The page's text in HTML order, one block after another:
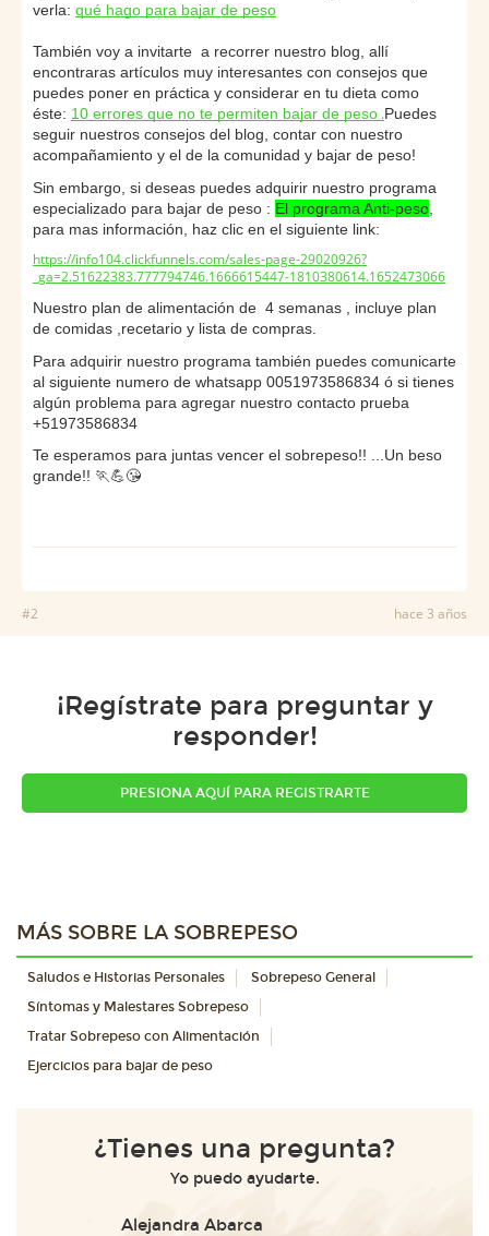
verla: qué hago para bajar de peso
También voy a invitarte  a recorrer nuestro blog, allí
encontraras artículos muy interesantes con consejos que
puedes poner en práctica y considerar en tu dieta como
éste: 10 errores que no te permiten bajar de peso .Puedes
seguir nuestros consejos del blog, contar con nuestro
acompañamiento y el de la comunidad y bajar de peso!
Sin embargo, si deseas puedes adquirir nuestro programa
especializado para bajar de peso : El programa Anti-peso
para mas información, haz clic en el siguiente link:
https://info104.clickfunnels.com/sales-page-29020926?
_ga=2.51622383.777794746.1666615447-1810380614.1652473066
Nuestro plan de alimentación de  4 semanas , incluye plan
de comidas ,recetario y lista de compras.
Para adquirir nuestro programa también puedes comunicarte
al siguiente numero de whatsapp 0051973586834 ó si tienes
algún problema para agregar nuestro contacto prueba
+51973586834
Te esperamos para juntas vencer el sobrepeso!! ...Un beso
grande!! 🏃💪😘
#2 hace 3 años
¡Regístrate para preguntar y
responder!
PRESIONA AQUÍ PARA REGISTRARTE
MÁS SOBRE LA SOBREPESO
Saludos e Historias Personales
Sobrepeso General
Síntomas y Malestares Sobrepeso
Tratar Sobrepeso con Alimentación
Ejercicios para bajar de peso
¿Tienes una pregunta?
Yo puedo ayudarte.
Alejandra Abarca